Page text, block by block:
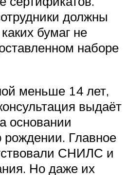
должны
бумаг не
наборе
меньше 14 лет,
выдаёт
основании
рождении. Главное
СНИЛС и
Но даже их